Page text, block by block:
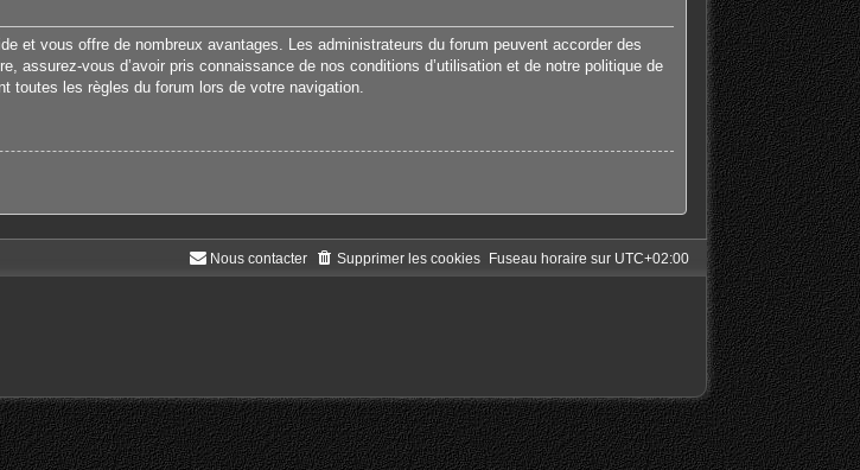
et vous offre de nombreux avantages. Les administrateurs du forum peuvent accorder des
vous d’avoir pris connaissance de nos conditions d’utilisation et de notre politique de
toutes les règles du forum lors de votre navigation.
Fuseau horaire sur UTC+02:00
Supprimer les cookies
Nous contacter